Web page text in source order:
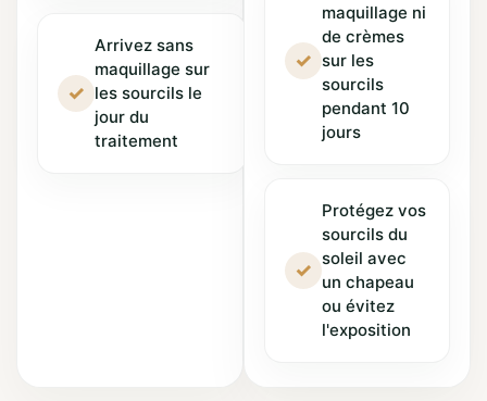
✓
Arrivez sans
maquillage sur
les sourcils le
jour du
traitement
✓
maquillage ni
de crèmes
sur les
sourcils
pendant 10
jours
✓
Protégez vos
sourcils du
soleil avec
un chapeau
ou évitez
l'exposition